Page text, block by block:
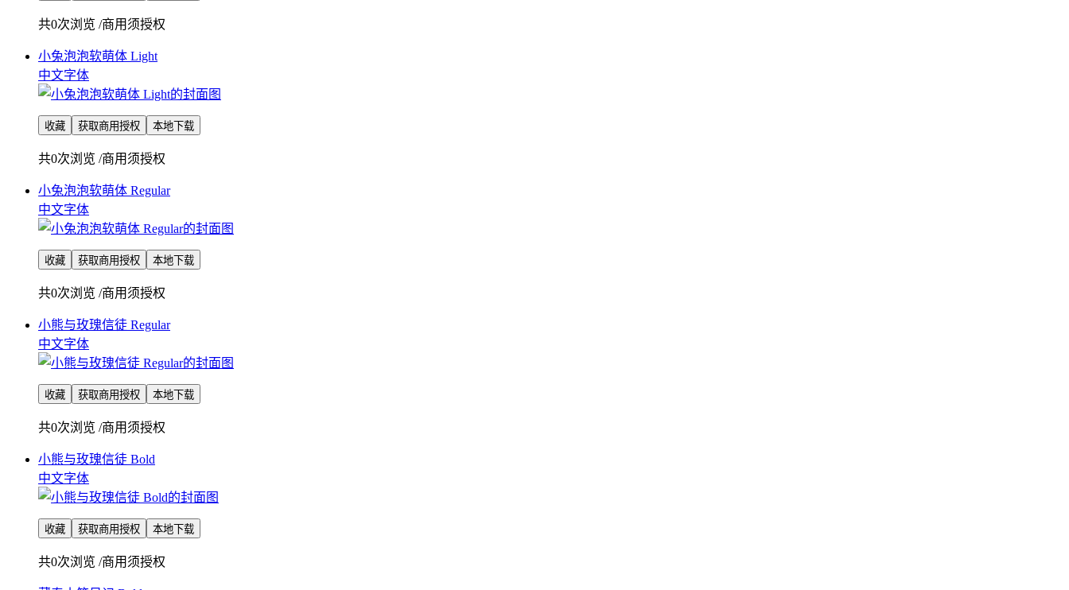
共0次浏览 /商用须授权
小兔泡泡软萌体 Light
中文字体
收藏 获取商用授权 本地下载
共0次浏览 /商用须授权
小兔泡泡软萌体 Regular
中文字体
收藏 获取商用授权 本地下载
共0次浏览 /商用须授权
小熊与玫瑰信徒 Regular
中文字体
收藏 获取商用授权 本地下载
共0次浏览 /商用须授权
小熊与玫瑰信徒 Bold
中文字体
收藏 获取商用授权 本地下载
共0次浏览 /商用须授权